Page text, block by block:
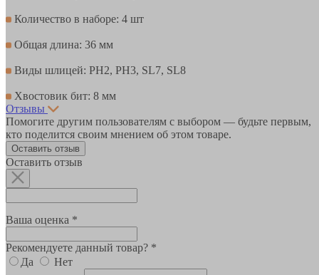
Количество в наборе: 4 шт
Общая длина: 36 мм
Виды шлицей: PH2, PH3, SL7, SL8
Хвостовик бит: 8 мм
Отзывы
Помогите другим пользователям с выбором — будьте первым,
кто поделится своим мнением об этом товаре.
Оставить отзыв
Оставить отзыв
Ваша оценка *
Рекомендуете данный товар? *
Да
Нет